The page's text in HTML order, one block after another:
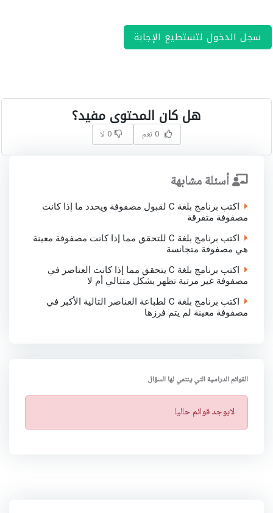
سجل الدخول لتستطيع الإجابة
هل كان المحتوى مفيد؟
0 نعم 0 لا
أسئلة مشابهة
اكتب برنامج بلغة C لقبول مصفوفة ويحدد ما إذا كانت
مصفوفة متفرقة
اكتب برنامج بلغة C للتحقق مما إذا كانت مصفوفة معينة
هي مصفوفة متجانسة
اكتب برنامج بلغة C يتحقق مما إذا كانت العناصر في
مصفوفة غير مرتبة تظهر بشكل متتالي أم لا
اكتب برنامج بلغة C لطباعة العناصر التالية الأكبر في
مصفوفة معينة لم يتم فرزها
القوائم الدراسية التي ينتمي لها السؤال
ت
ن
لايوجد قوائم حاليا